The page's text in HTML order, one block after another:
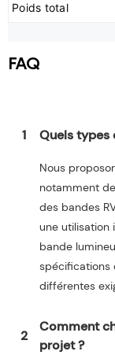
Poids total
FAQ
1 Quels types
Nous
notamment
des bandes
une utilisation
bande
spécifications
différentes
2
Comment
projet ?